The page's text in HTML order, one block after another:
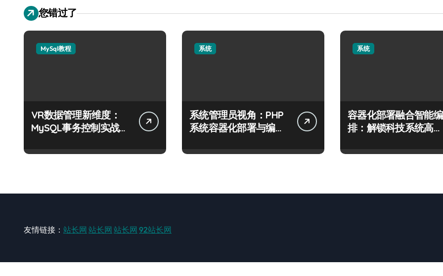
您错过了
MySql教程
VR数据管理新维度：
MySQL事务控制实战与
系统
系统管理员视角：PHP
系统容器化部署与编排
系统
容器化部署融合智能编
排：解锁科技系统高效
友情链接： 站长网 站长网 站长网 92站长网